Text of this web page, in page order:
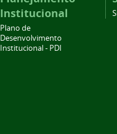
Institucional
Plano de
Desenvolvimento
Institucional - PDI